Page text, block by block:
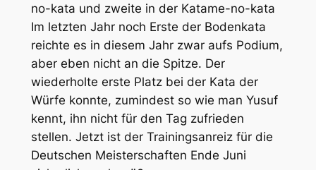
no-kata und zweite in der Katame-no-kata
Im letzten Jahr noch Erste der Bodenkata
reichte es in diesem Jahr zwar aufs Podium,
aber eben nicht an die Spitze. Der
wiederholte erste Platz bei der Kata der
Würfe konnte, zumindest so wie man Yusuf
kennt, ihn nicht für den Tag zufrieden
stellen. Jetzt ist der Trainingsanreiz für die
Deutschen Meisterschaften Ende Juni